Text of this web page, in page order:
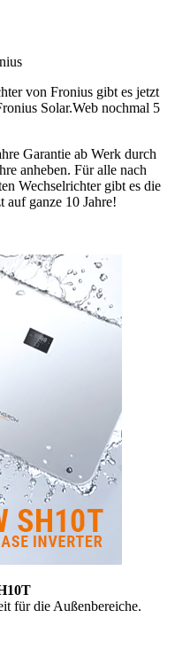
von Fronius gibt es jetzt
Solar.Web nochmal 5
Garantie ab Werk durch
anheben. Für alle nach
Wechselrichter gibt es die
auf ganze 10 Jahre!
für die Außenbereiche.